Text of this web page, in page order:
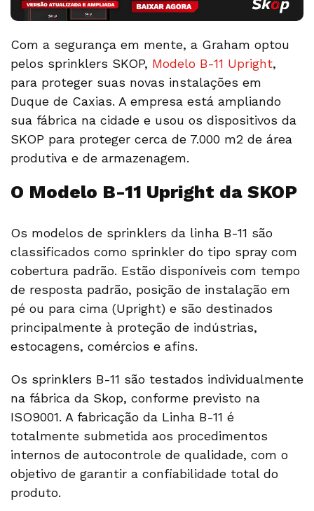
Com a segurança em mente, a Graham optou
pelos sprinklers SKOP, Modelo B-11 Upright,
para proteger suas novas instalações em
Duque de Caxias. A empresa está ampliando
sua fábrica na cidade e usou os dispositivos da
SKOP para proteger cerca de 7.000 m2 de área
produtiva e de armazenagem.
O Modelo B-11 Upright da SKOP
Os modelos de sprinklers da linha B-11 são
classificados como sprinkler do tipo spray com
cobertura padrão. Estão disponíveis com tempo
de resposta padrão, posição de instalação em
pé ou para cima (Upright) e são destinados
principalmente à proteção de indústrias,
estocagens, comércios e afins.
Os sprinklers B-11 são testados individualmente
na fábrica da Skop, conforme previsto na
ISO9001. A fabricação da Linha B-11 é
totalmente submetida aos procedimentos
internos de autocontrole de qualidade, com o
objetivo de garantir a confiabilidade total do
produto.